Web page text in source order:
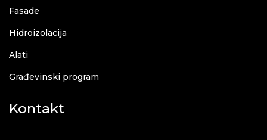
Fasade
Hidroizolacija
Alati
Građevinski program
Kontakt